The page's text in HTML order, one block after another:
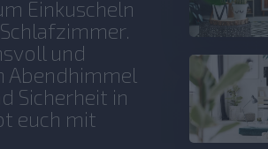
Einkuscheln
und
Abendhimmel
Sicherheit in
euch mit